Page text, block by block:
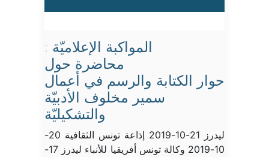
المواكبة الإعلاميّة :
محاضرة حول
حوار الكتابة والرسم في أعمال
سمير مخلوف الأدبيّة
والتشكيليّة
ليدرز 21-10-2019 إذاعة تونس الثقافية 20-
10-2019 وكالة تونس أفريقيا للأنباء ليدرز 17-